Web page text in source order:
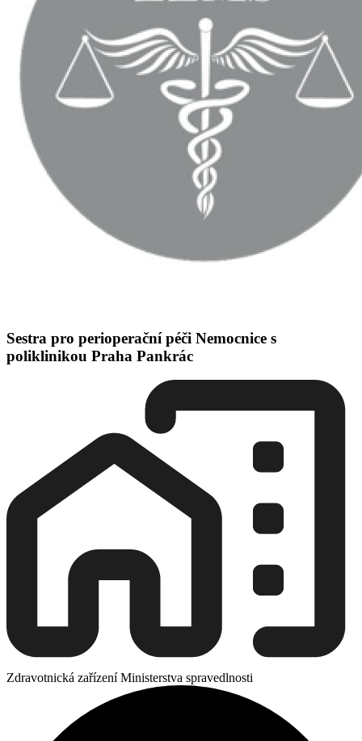
Sestra pro perioperační péči Nemocnice s
poliklinikou Praha Pankrác
Zdravotnická zařízení Ministerstva spravedlnosti